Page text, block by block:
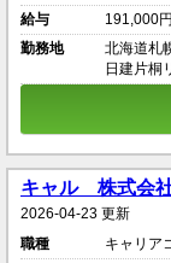
給与
191,000
勤務地
北海道札
日建片桐
キャル 株式会
2026-04-23 更新
職種
キャリア